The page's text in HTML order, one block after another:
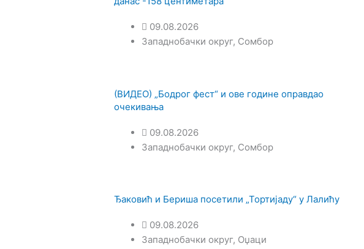
09.08.2026
Западнобачки округ, Сомбор
(ВИДЕО) „Бодрог фест“ и ове године оправдао
очекивања
09.08.2026
Западнобачки округ, Сомбор
Ђаковић и Бериша посетили „Тортијаду“ у Лалићу
09.08.2026
Западнобачки округ, Оџаци